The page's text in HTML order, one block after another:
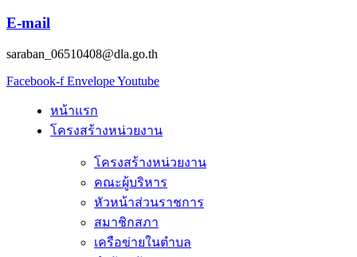
E-mail
saraban_06510408@dla.go.th
Facebook-f EnvelopeYoutube
หน้าแรก
โครงสร้างหน่วยงาน
โครงสร้างหน่วยงาน
คณะผู้บริหาร
หัวหน้าส่วนราชการ
สมาชิกสภา
เครือข่ายในตำบล